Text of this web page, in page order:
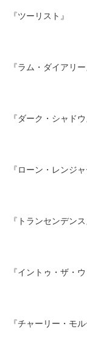
『ツーリスト』
『ラム・ダイアリー
『ダーク・シャドウ
『ローン・レンジャ
『トランセンデンス
『イントゥ・ザ・ウ
『チャーリー・モ